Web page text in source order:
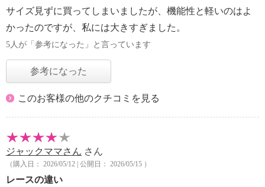
サイズ見ずに買ってしまいましたが、機能性と軽いのはよ
かったのですが、私には大きすぎました。
5人が「参考になった」と言っています
参考になった
このお客様の他のクチコミを見る
ジャックママさん さん
（購入日： 2026/05/12 | 公開日： 2026/05/15 ）
レースの違い